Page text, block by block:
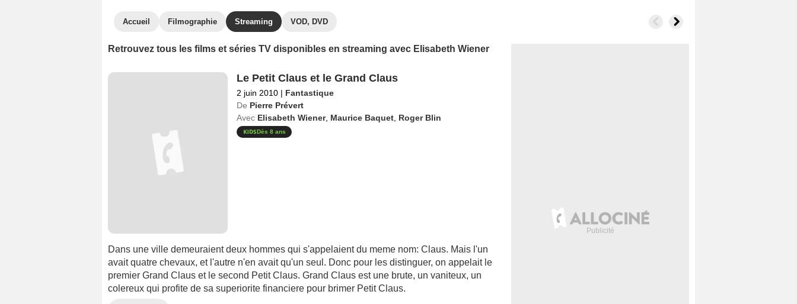
Accueil Filmographie Streaming VOD, DVD
Retrouvez tous les films et séries TV disponibles en streaming avec Elisabeth Wiener
Le Petit Claus et le Grand Claus
2 juin 2010 | Fantastique
De Pierre Prévert
Avec Elisabeth Wiener, Maurice Baquet, Roger Blin
Dès 8 ans
Dans une ville demeuraient deux hommes qui s'appelaient du meme nom: Claus. Mais l'un
avait quatre chevaux, et l'autre n'en avait qu'un seul. Donc pour les distinguer, on appelait le
premier Grand Claus et le second Petit Claus. Grand Claus est une brute, un vaniteux, un
colereux qui profite de sa superiorite financiere pour brimer Petit Claus.